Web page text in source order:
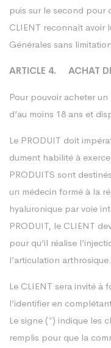
puis sur le second pour
CLIENT reconnaît avoir
Générales sans
ARTICLE 4. ACHAT
Pour pouvoir acheter
d’au moins 18 ans et
Le PRODUIT doit
dument habilité à
PRODUITS sont
un médecin formé à la
hyaluronique par voie
PRODUIT, le CLIENT
pour qu’il réalise
l’articulation arthrosique.
Le CLIENT sera invité
l’identifier en
Le signe (*) indique les
remplis pour que la